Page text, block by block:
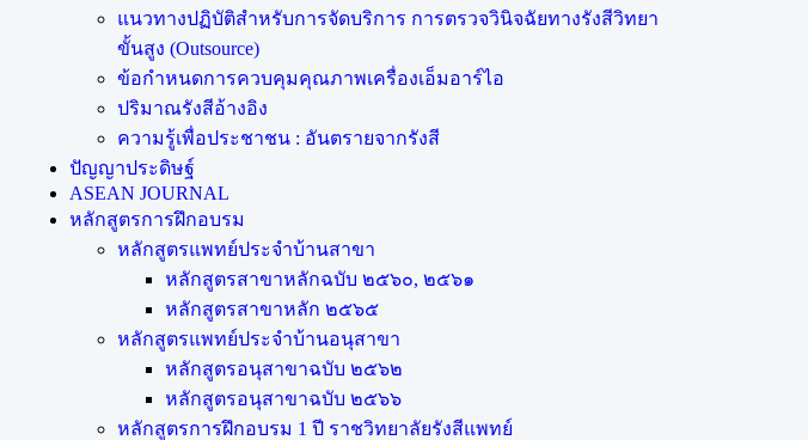
แนวทางปฏิบัติสำหรับการจัดบริการ การตรวจวินิจฉัยทางรังสีวิทยา
ขั้นสูง (Outsource)
ข้อกำหนดการควบคุมคุณภาพเครื่องเอ็มอาร์ไอ
ปริมาณรังสีอ้างอิง
ความรู้เพื่อประชาชน : อันตรายจากรังสี
ปัญญาประดิษฐ์
ASEAN JOURNAL
หลักสูตรการฝึกอบรม
หลักสูตรแพทย์ประจำบ้านสาขา
หลักสูตรสาขาหลักฉบับ ๒๕๖๐, ๒๕๖๑
หลักสูตรสาขาหลัก ๒๕๖๕
หลักสูตรแพทย์ประจำบ้านอนุสาขา
หลักสูตรอนุสาขาฉบับ ๒๕๖๒
หลักสูตรอนุสาขาฉบับ ๒๕๖๖
หลักสูตรการฝึกอบรม 1 ปี ราชวิทยาลัยรังสีแพทย์